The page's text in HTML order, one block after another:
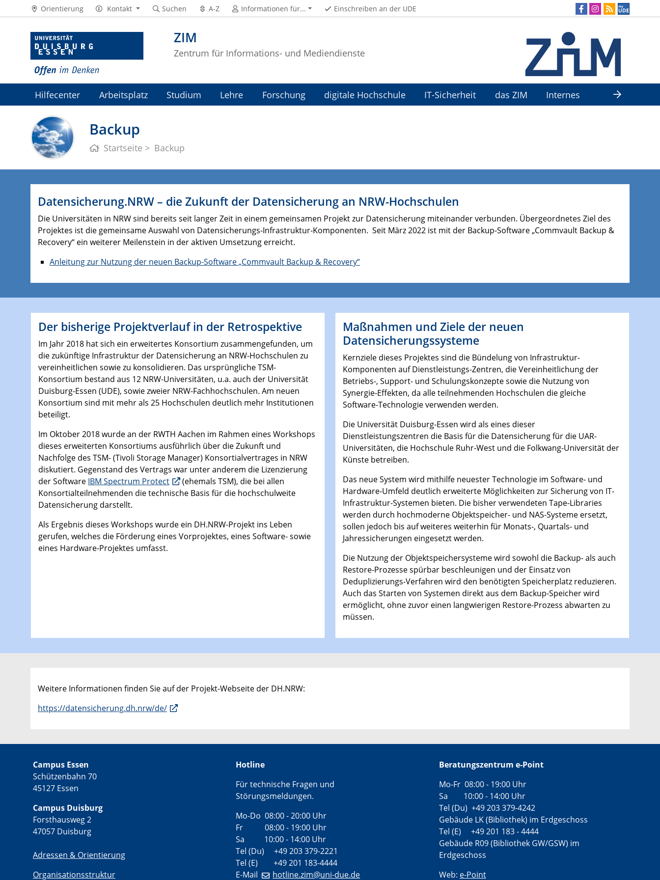
ZIM
Zentrum für Informations- und Mediendienste
Orientierung Kontakt Suchen A-Z Informationen für... Einschreiben an der UDE
Hilfecenter Arbeitsplatz Studium Lehre Forschung digitale Hochschule IT-Sicherheit das ZIM
Internes
ZIM-Intranet
Backup
Startseite Backup
Datensicherung.NRW – die Zukunft der Datensicherung an NRW-Hochschulen
Die Universitäten in NRW sind bereits seit langer Zeit in einem gemeinsamen Projekt zur Datensicherung miteinander verbunden. Übergeordnetes Ziel des
Projektes ist die gemeinsame Auswahl von Datensicherungs-Infrastruktur-Komponenten. Seit März 2022 ist mit der Backup-Software „Commvault Backup &
Recovery“ ein weiterer Meilenstein in der aktiven Umsetzung erreicht.
Anleitung zur Nutzung der neuen Backup-Software „Commvault Backup & Recovery“
Der bisherige Projektverlauf in der Retrospektive
Im Jahr 2018 hat sich ein erweitertes Konsortium zusammengefunden, um
die zukünftige Infrastruktur der Datensicherung an NRW-Hochschulen zu
vereinheitlichen sowie zu konsolidieren. Das ursprüngliche TSM-
Konsortium bestand aus 12 NRW-Universitäten, u.a. auch der Universität
Duisburg-Essen (UDE), sowie zweier NRW-Fachhochschulen. Am neuen
Konsortium sind mit mehr als 25 Hochschulen deutlich mehr Institutionen
beteiligt.
Im Oktober 2018 wurde an der RWTH Aachen im Rahmen eines Workshops
dieses erweiterten Konsortiums ausführlich über die Zukunft und
Nachfolge des TSM- (Tivoli Storage Manager) Konsortialvertrages in NRW
diskutiert. Gegenstand des Vertrags war unter anderem die Lizenzierung
der Software IBM Spectrum Protect
(ehemals TSM), die bei allen
Konsortialteilnehmenden die technische Basis für die hochschulweite
Datensicherung darstellt.
Als Ergebnis dieses Workshops wurde ein DH.NRW-Projekt ins Leben
gerufen, welches die Förderung eines Vorprojektes, eines Software- sowie
eines Hardware-Projektes umfasst.
Maßnahmen und Ziele der neuen
Datensicherungssysteme
Kernziele dieses Projektes sind die Bündelung von Infrastruktur-
Komponenten auf Dienstleistungs-Zentren, die Vereinheitlichung der
Betriebs-, Support- und Schulungskonzepte sowie die Nutzung von
Synergie-Effekten, da alle teilnehmenden Hochschulen die gleiche
Software-Technologie verwenden werden.
Die Universität Duisburg-Essen wird als eines dieser
Dienstleistungszentren die Basis für die Datensicherung für die UAR-
Universitäten, die Hochschule Ruhr-West und die Folkwang-Universität der
Künste betreiben.
Das neue System wird mithilfe neuester Technologie im Software- und
Hardware-Umfeld deutlich erweiterte Möglichkeiten zur Sicherung von IT-
Infrastruktur-Systemen bieten. Die bisher verwendeten Tape-Libraries
werden durch hochmoderne Objektspeicher- und NAS-Systeme ersetzt,
sollen jedoch bis auf weiteres weiterhin für Monats-, Quartals- und
Jahressicherungen eingesetzt werden.
Die Nutzung der Objektspeichersysteme wird sowohl die Backup- als auch
Restore-Prozesse spürbar beschleunigen und der Einsatz von
Deduplizierungs-Verfahren wird den benötigten Speicherplatz reduzieren.
Auch das Starten von Systemen direkt aus dem Backup-Speicher wird
ermöglicht, ohne zuvor einen langwierigen Restore-Prozess abwarten zu
müssen.
Weitere Informationen finden Sie auf der Projekt-Webseite der DH.NRW:
https://datensicherung.dh.nrw/de/
Campus Essen
Schützenbahn 70
45127 Essen
Campus Duisburg
Forsthausweg 2
47057 Duisburg
Adressen & Orientierung
Organisationsstruktur
Hotline
Für technische Fragen und
Störungsmeldungen.
Mo-Do 08:00 - 20:00 Uhr
Fr 08:00 - 19:00 Uhr
Sa 10:00 - 14:00 Uhr
Tel (Du) +49 203 379-2221
Tel (E) +49 201 183-4444
E-Mail
hotline.zim@uni-due.de
Beratungszentrum e-Point
Mo-Fr 08:00 - 19:00 Uhr
Sa 10:00 - 14:00 Uhr
Tel (Du) +49 203 379-4242
Gebäude LK (Bibliothek) im Erdgeschoss
Tel (E) +49 201 183 - 4444
Gebäude R09 (Bibliothek GW/GSW) im
Erdgeschoss
Web: e-Point